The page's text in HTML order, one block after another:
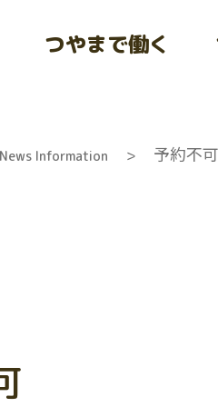
つやまで働く
News Information ＞ 予約不可